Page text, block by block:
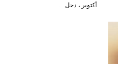
أكتوبر ، دخل…